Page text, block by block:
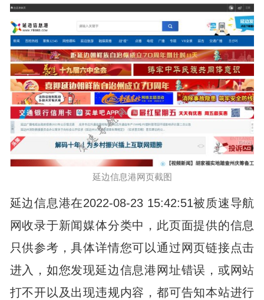
延边信息港网页截图
延边信息港在2022-08-23 15:42:51被质速导航
网收录于新闻媒体分类中，此页面提供的信息
只供参考，具体详情您可以通过网页链接点击
进入，如您发现延边信息港网址错误，或网站
打不开以及出现违规内容，都可告知本站进行